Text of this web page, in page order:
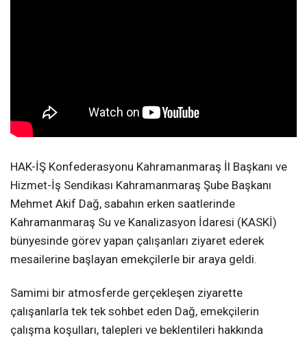
HAK-İŞ Konfederasyonu Kahramanmaraş İl Başkanı ve
Hizmet-İş Sendikası Kahramanmaraş Şube Başkanı
Mehmet Akif Dağ, sabahın erken saatlerinde
Kahramanmaraş Su ve Kanalizasyon İdaresi (KASKİ)
bünyesinde görev yapan çalışanları ziyaret ederek
mesailerine başlayan emekçilerle bir araya geldi.
Samimi bir atmosferde gerçekleşen ziyarette
çalışanlarla tek tek sohbet eden Dağ, emekçilerin
çalışma koşulları, talepleri ve beklentileri hakkında